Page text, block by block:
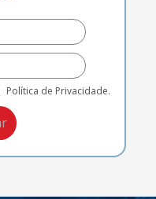
Política de Privacidade.